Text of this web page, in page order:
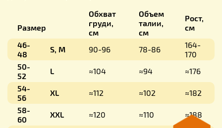
Размер
Обхват
груди,
см
Объем
талии,
см
Рост,
см
46-
48
S, M 90-96 78-86
164-
170
50-
52
L ≈104 ≈94
≈176
54-
56
XL ≈112 ≈102
≈182
58-
60
XXL ≈120 ≈110
≈188